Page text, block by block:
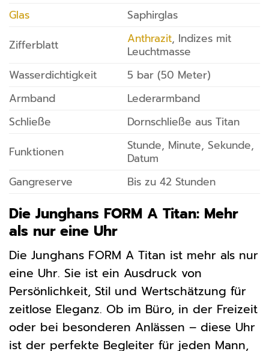
Glas
Saphirglas
Zifferblatt
Anthrazit, Indizes mit
Leuchtmasse
Wasserdichtigkeit
5 bar (50 Meter)
Armband
Lederarmband
Schließe
Dornschließe aus Titan
Funktionen
Stunde, Minute, Sekunde,
Datum
Gangreserve
Bis zu 42 Stunden
Die Junghans FORM A Titan: Mehr
als nur eine Uhr
Die Junghans FORM A Titan ist mehr als nur
eine Uhr. Sie ist ein Ausdruck von
Persönlichkeit, Stil und Wertschätzung für
zeitlose Eleganz. Ob im Büro, in der Freizeit
oder bei besonderen Anlässen – diese Uhr
ist der perfekte Begleiter für jeden Mann,